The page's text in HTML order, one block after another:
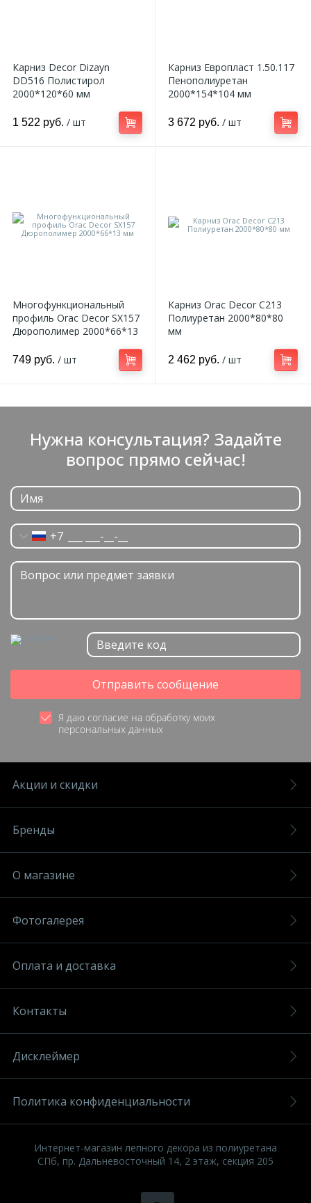
Карниз Decor Dizayn
DD516 Полистирол
2000*120*60 мм
1 522 руб. / шт
Карниз Европласт 1.50.117
Пенополиуретан
2000*154*104 мм
3 672 руб. / шт
Многофункциональный
профиль Orac Decor SX157
Дюрополимер 2000*66*13
749 руб. / шт
Карниз Orac Decor C213
Полиуретан 2000*80*80
мм
2 462 руб. / шт
Нужна консультация? Задайте
вопрос прямо сейчас!
+7
Отправить сообщение
Я даю согласие на обработку моих
персональных данных
Акции и скидки
Бренды
О магазине
Фотогалерея
Оплата и доставка
Контакты
Дисклеймер
Политика конфиденциальности
Интернет-магазин лепного декора из полиуретана
СПб, пр. Дальневосточный 14, 2 этаж, секция 205